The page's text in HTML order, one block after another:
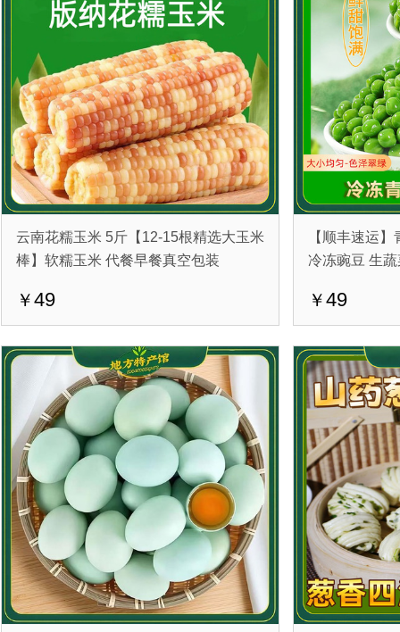
云南花糯玉米 5斤【12-15根精选大玉米
棒】软糯玉米 代餐早餐真空包装
￥49
【顺丰速运
冷冻豌豆 生
￥49